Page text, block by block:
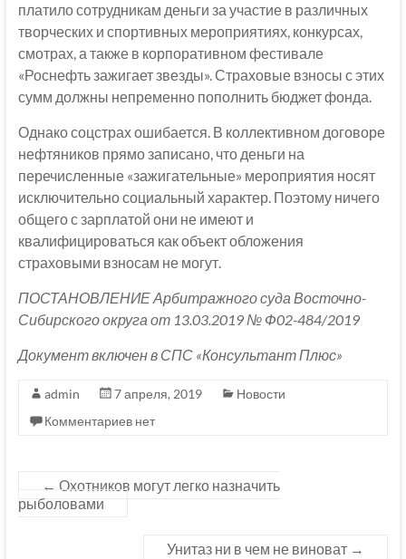
платило сотрудникам деньги за участие в различных
творческих и спортивных мероприятиях, конкурсах,
смотрах, а также в корпоративном фестивале
«Роснефть зажигает звезды». Страховые взносы с этих
сумм должны непременно пополнить бюджет фонда.
Однако соцстрах ошибается. В коллективном договоре
нефтяников прямо записано, что деньги на
перечисленные «зажигательные» мероприятия носят
исключительно социальный характер. Поэтому ничего
общего с зарплатой они не имеют и
квалифицироваться как объект обложения
страховыми взносам не могут.
ПОСТАНОВЛЕНИЕ Арбитражного суда Восточно-
Сибирского округа от 13.03.2019 № Ф02-484/2019
Документ включен в СПС «Консультант Плюс»
admin 7 апреля, 2019
Новости
Комментариев нет
← Охотников могут легко назначить
рыболовами
Унитаз ни в чем не виноват →